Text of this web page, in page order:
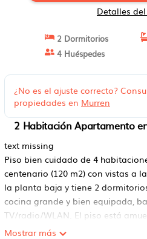
Detalles
2 Dormitorios
4 Huéspedes
¿No es el ajuste correcto?
propiedades en Murren
2 Habitación Apartamento
text missing
Piso bien cuidado de 4
centenario (120 m2) con vistas a
la planta baja y tiene 2
cocina grande y bien equipada,
TV/radio/WLAN. El piso está
los muebles modernos contrastan
Mostrar más